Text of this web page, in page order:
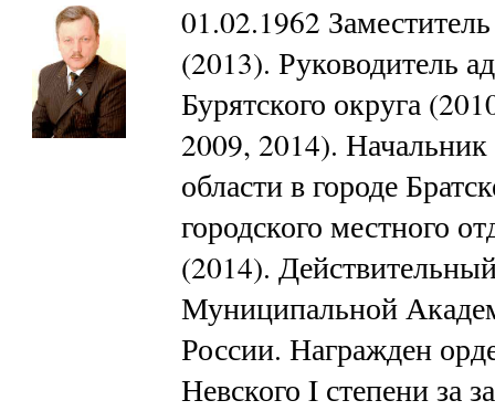
01.02.1962
(2013). Руководитель
Бурятского округа
2009, 2014).
области в городе
городского местного
(2014).
Муниципальной
России. Награжден
Невского I степени за